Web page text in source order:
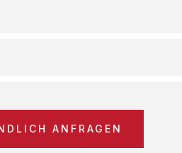
ANFRAGEN